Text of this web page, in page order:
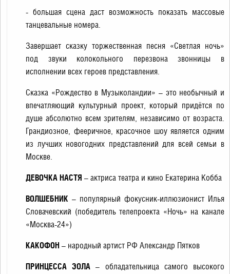
- большая сцена даст возможность показать массовые
танцевальные номера.
Завершает сказку торжественная песня «Светлая ночь»
под звуки колокольного перезвона звонницы в
исполнении всех героев представления.
Сказка «Рождество в Музыколандии» – это необычный и
впечатляющий культурный проект, который придётся по
душе абсолютно всем зрителям, независимо от возраста.
Грандиозное, фееричное, красочное шоу является одним
из лучших новогодних представлений для всей семьи в
Москве.
ДЕВОЧКА НАСТЯ – актриса театра и кино Екатерина Кобба
ВОЛШЕБНИК – популярный фокусник-иллюзионист Илья
Словачевский (победитель телепроекта «Ночь» на канале
«Москва-24»)
КАКОФОН – народный артист РФ Александр Пятков
ПРИНЦЕССА ЭОЛА – обладательница самого высокого